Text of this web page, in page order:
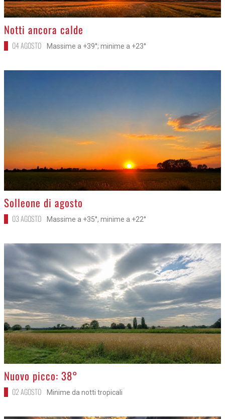
>
Notti ancora calde
04 AGOSTO Massime a +39°; minime a +23°
>
Solleone di agosto
03 AGOSTO Massime a +35°, minime a +22°
>
Nuovo picco: 38°
02 AGOSTO Minime da notti tropicali